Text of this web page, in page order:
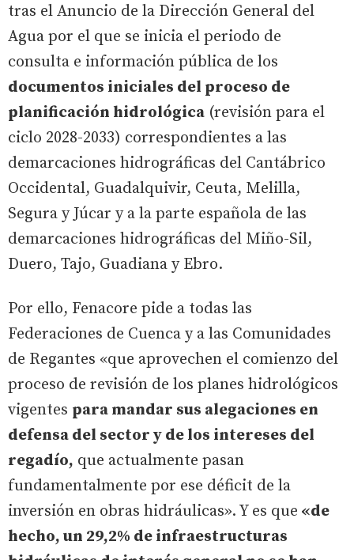
tras el Anuncio de la Dirección General del
Agua por el que se inicia el periodo de
consulta e información pública de los
documentos iniciales del proceso de
planificación hidrológica (revisión para el
ciclo 2028-2033) correspondientes a las
demarcaciones hidrográficas del Cantábrico
Occidental, Guadalquivir, Ceuta, Melilla,
Segura y Júcar y a la parte española de las
demarcaciones hidrográficas del Miño-Sil,
Duero, Tajo, Guadiana y Ebro.
Por ello, Fenacore pide a todas las
Federaciones de Cuenca y a las Comunidades
de Regantes «que aprovechen el comienzo del
proceso de revisión de los planes hidrológicos
vigentes para mandar sus alegaciones en
defensa del sector y de los intereses del
regadío, que actualmente pasan
fundamentalmente por ese déficit de la
inversión en obras hidráulicas». Y es que «de
hecho, un 29,2% de infraestructuras